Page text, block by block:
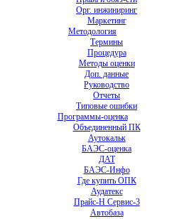
Орг. инжиниринг
Маркетинг
Методология
Термины
Процедура
Методы оценки
Доп. данные
Руководство
Отчеты
Типовые ошибки
Программы-оценка
Объединенный ПК
Аутокальк
БАЭС-оценка
ДАТ
БАЭС-Инфо
Где купить ОПК
Аудатекс
Прайс-Н Сервис-3
Автобаза